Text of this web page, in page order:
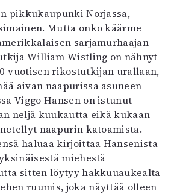
In English
Esitystaide
Arkisto
Lehdet
4/2026
2–3/2026
1/2026
6/2025
5/2025 saame
5/2025
Lehtiarkisto
pikkukaupunki Norjassa,
Mutta onko käärme
sarjamurhaajan
William Wistling on nähnyt
vuotisen rikostutkijan urallaan,
aivan naapurissa asuneen
Viggo Hansen on istunut
neljä kuukautta eikä kukaan
naapurin katoamista.
haluaa kirjoittaa Hansenista
miehestä
sitten löytyy hakkuuaukealta
ruumis, joka näyttää olleen